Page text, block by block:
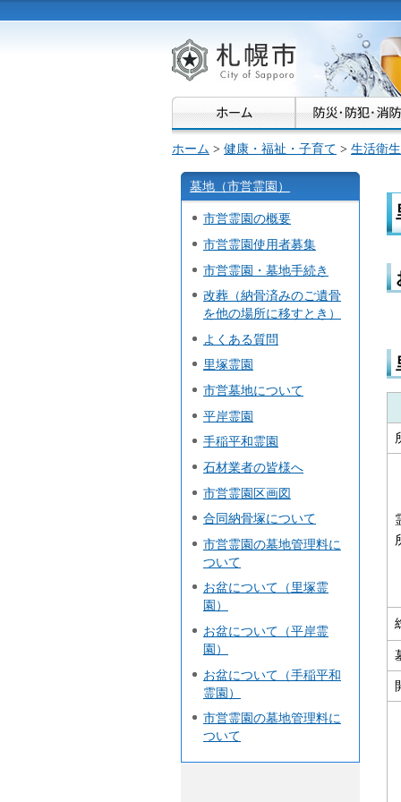
札幌市
ホーム > 健康・福祉・子育て > 生活衛生
墓地（市営霊園）
市営霊園の概要
市営霊園使用者募集
市営霊園・墓地手続き
改葬（納骨済みのご遺骨
を他の場所に移すとき）
よくある質問
里塚霊園
市営墓地について
平岸霊園
手稲平和霊園
石材業者の皆様へ
市営霊園区画図
合同納骨塚について
市営霊園の墓地管理料に
ついて
お盆について（里塚霊
園）
お盆について（平岸霊
園）
お盆について（手稲平和
霊園）
市営霊園の墓地管理料に
ついて